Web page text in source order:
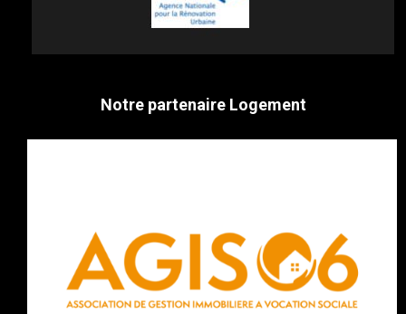
Notre partenaire Logement